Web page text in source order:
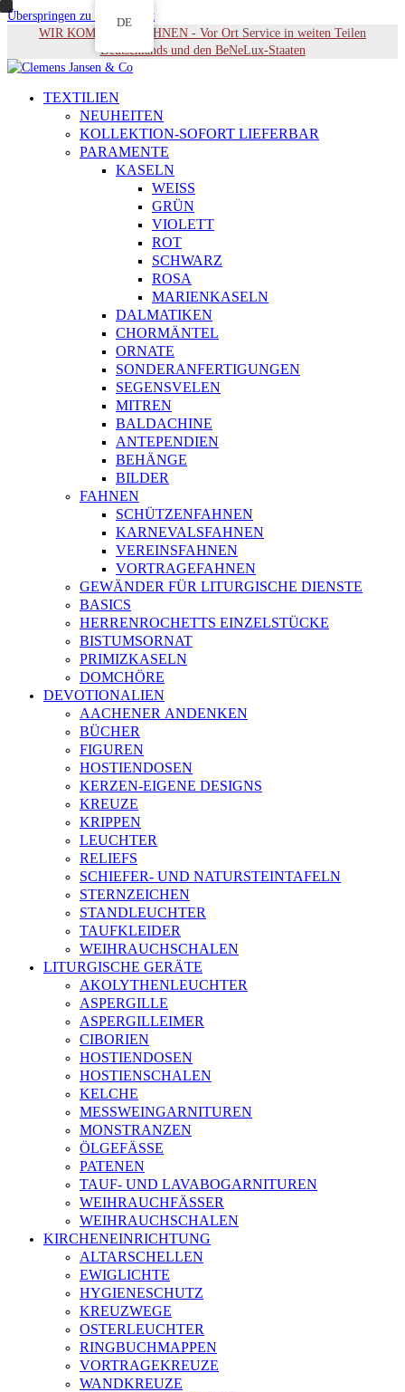
Überspringen zu Hauptinhalt
WIR KOMMEN ZU IHNEN - Vor Ort Service in weiten Teilen
Deutschlands und den BeNeLux-Staaten
TEXTILIEN
NEUHEITEN
KOLLEKTION-SOFORT LIEFERBAR
PARAMENTE
KASELN
WEISS
GRÜN
VIOLETT
ROT
SCHWARZ
ROSA
MARIENKASELN
DALMATIKEN
CHORMÄNTEL
ORNATE
SONDERANFERTIGUNGEN
SEGENSVELEN
MITREN
BALDACHINE
ANTEPENDIEN
BEHÄNGE
BILDER
FAHNEN
SCHÜTZENFAHNEN
KARNEVALSFAHNEN
VEREINSFAHNEN
VORTRAGEFAHNEN
GEWÄNDER FÜR LITURGISCHE DIENSTE
BASICS
HERRENROCHETTS EINZELSTÜCKE
BISTUMSORNAT
PRIMIZKASELN
DOMCHÖRE
DEVOTIONALIEN
AACHENER ANDENKEN
BÜCHER
FIGUREN
HOSTIENDOSEN
KERZEN-EIGENE DESIGNS
KREUZE
KRIPPEN
LEUCHTER
RELIEFS
SCHIEFER- UND NATURSTEINTAFELN
STERNZEICHEN
STANDLEUCHTER
TAUFKLEIDER
WEIHRAUCHSCHALEN
LITURGISCHE GERÄTE
AKOLYTHENLEUCHTER
ASPERGILLE
ASPERGILLEIMER
CIBORIEN
HOSTIENDOSEN
HOSTIENSCHALEN
KELCHE
MESSWEINGARNITUREN
MONSTRANZEN
ÖLGEFÄSSE
PATENEN
TAUF- UND LAVABOGARNITUREN
WEIHRAUCHFÄSSER
WEIHRAUCHSCHALEN
KIRCHENEINRICHTUNG
ALTARSCHELLEN
EWIGLICHTE
HYGIENESCHUTZ
KREUZWEGE
OSTERLEUCHTER
RINGBUCHMAPPEN
VORTRAGEKREUZE
WANDKREUZE
DE